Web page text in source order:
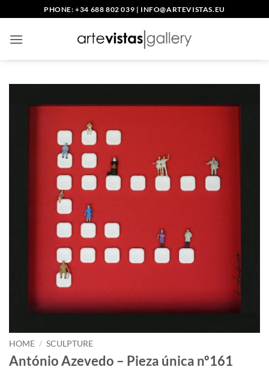
to
content
PHONE: +34 688 802 039 | INFO@ARTEVISTAS.EU
HOME / SCULPTURE
António Azevedo – Pieza única nº161